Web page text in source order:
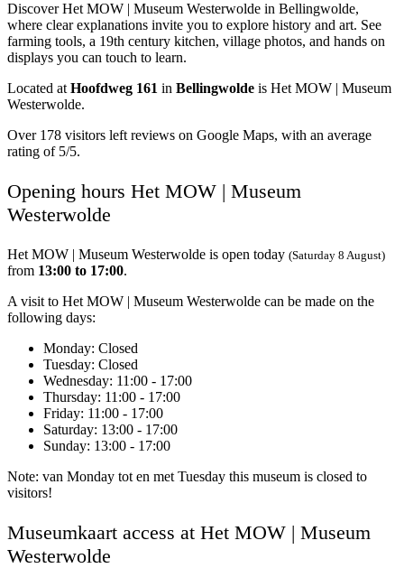
Discover Het MOW | Museum Westerwolde in Bellingwolde,
where clear explanations invite you to explore history and art. See
farming tools, a 19th century kitchen, village photos, and hands on
displays you can touch to learn.
Located at Hoofdweg 161 in Bellingwolde is Het MOW | Museum
Westerwolde.
Over 178 visitors left reviews on Google Maps, with an average
rating of 5/5.
Opening hours Het MOW | Museum
Westerwolde
Het MOW | Museum Westerwolde is open today (Saturday 8 August)
from 13:00 to 17:00.
A visit to Het MOW | Museum Westerwolde can be made on the
following days:
Monday: Closed
Tuesday: Closed
Wednesday: 11:00 - 17:00
Thursday: 11:00 - 17:00
Friday: 11:00 - 17:00
Saturday: 13:00 - 17:00
Sunday: 13:00 - 17:00
Note: van Monday tot en met Tuesday this museum is closed to
visitors!
Museumkaart access at Het MOW | Museum
Westerwolde